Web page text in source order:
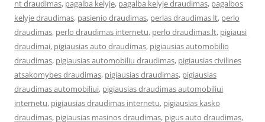
nt draudimas, pagalba kelyje, pagalba kelyje draudimas, pagalbos
kelyje draudimas, pasienio draudimas, perlas draudimas lt, perlo
draudimas, perlo draudimas internetu, perlo draudimas.lt, pigiausi
draudimai, pigiausias auto draudimas, pigiausias automobilio
draudimas, pigiausias automobiliu draudimas, pigiausias civilines
atsakomybes draudimas, pigiausias draudimas, pigiausias
draudimas automobiliui, pigiausias draudimas automobiliui
internetu, pigiausias draudimas internetu, pigiausias kasko
draudimas, pigiausias masinos draudimas, pigus auto draudimas,